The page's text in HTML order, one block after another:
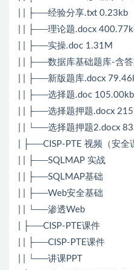
| | ├──经验分享.txt 0.23kb
| | ├──理论题.docx
| | ├──实操.doc 1.31M
| | ├──数据库基础题库-含
| | ├──新版题库.docx
| | ├──选择题.doc 105.00kb
| | ├──选择题押题.docx
| | └──选择题押题2.docx
| ├──CISP-PTE 视频（安全
| | ├──SQLMAP 实战
| | ├──SQLMAP基础
| | ├──Web安全基础
| | └──渗透Web
| ├──CISP-PTE课件
| | ├──CISP-PTE课件
| | └──讲课PPT